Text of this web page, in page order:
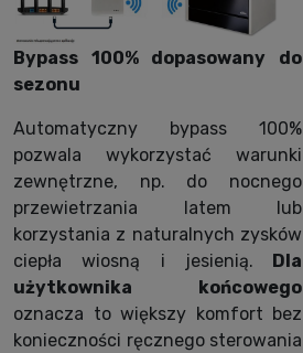
Bypass 100% dopasowany do
sezonu
Automatyczny bypass 100%
pozwala wykorzystać warunki
zewnętrzne, np. do nocnego
przewietrzania latem lub
korzystania z naturalnych zysków
ciepła wiosną i jesienią. Dla
użytkownika końcowego
oznacza to większy komfort bez
konieczności ręcznego sterowania